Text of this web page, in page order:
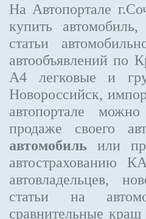
На Автопортале
купить
статьи
автообъявлений по
A4 легковые и
Новороссийск,
автопортале
продаже своего
автомобиль или
автовладельцев,
статьи на
сравнительные